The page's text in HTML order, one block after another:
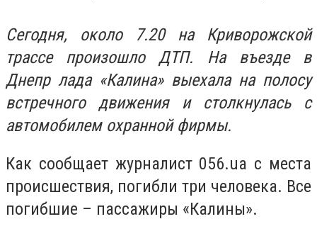
Сегодня, около 7.20 на Криворожской
трассе произошло ДТП. На въезде в
Днепр лада «Калина» выехала на полосу
встречного движения и столкнулась с
автомобилем охранной фирмы.
Как сообщает журналист 056.ua с места
происшествия, погибли три человека. Все
погибшие – пассажиры «Калины».